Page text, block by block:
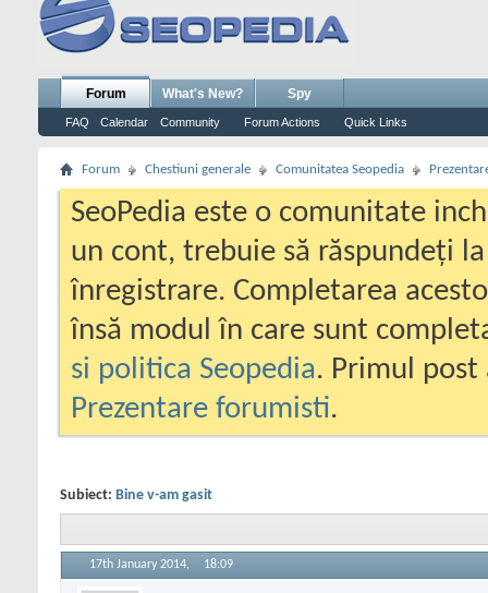
Forum
FAQ Calendar Community Forum Actions Quick Links
What's New? Spy
Forum Chestiuni generale Comunitatea Seopedia
SeoPedia este o comunitate
un cont, trebuie să răspundeți
înregistrare. Completarea
însă modul în care sunt
si politica Seopedia. Primul
Prezentare forumisti.
Subiect: Bine v-am gasit
17th January 2014, 18:09